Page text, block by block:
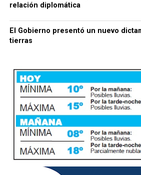
relación diplomática
El Gobierno presentó un nuevo
tierras